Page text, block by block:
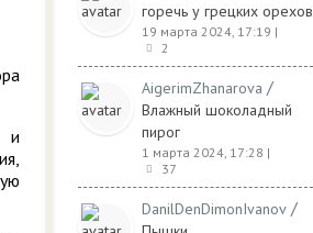
и
горечь у грецких орехов
19 марта 2024, 17:19 |
2
AigerimZhanarova /
Влажный шоколадный
пирог
1 марта 2024, 17:28 |
37
DanilDenDimonIvanov /